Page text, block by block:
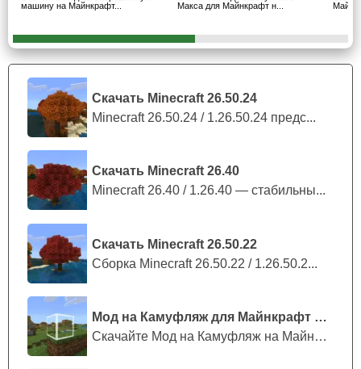
Скачать Minecraft 26.50.24
Minecraft 26.50.24 / 1.26.50.24 предс...
Скачать Minecraft 26.40
Minecraft 26.40 / 1.26.40 — стабильны...
Скачать Minecraft 26.50.22
Сборка Minecraft 26.50.22 / 1.26.50.2...
Мод на Камуфляж для Майнкрафт ПЕ
Скачайте Мод на Камуфляж на Майнкрафт...
следующие команды:
/summon hp:war_rig;
/summon hp:war_rig_trailer.
Игрушки
Автор не прошел стороной и маленькие версии авто.
Чтобы призвать миниатюрные версии четырехколесных
друзей из мода на безумного Макса в Майнкрафт ПЕ,
вам нужно
/summon hp:war_rig.toys;
/summon hp:mad_road_runner.toys;
/summon hp:v8_interceptor.toys;
/summon hp:war_rig_trailer.toys.
А чтобы прокатиться на них, пользователям мода
машину на Майнкрафт...
Макса для Майнкрафт н...